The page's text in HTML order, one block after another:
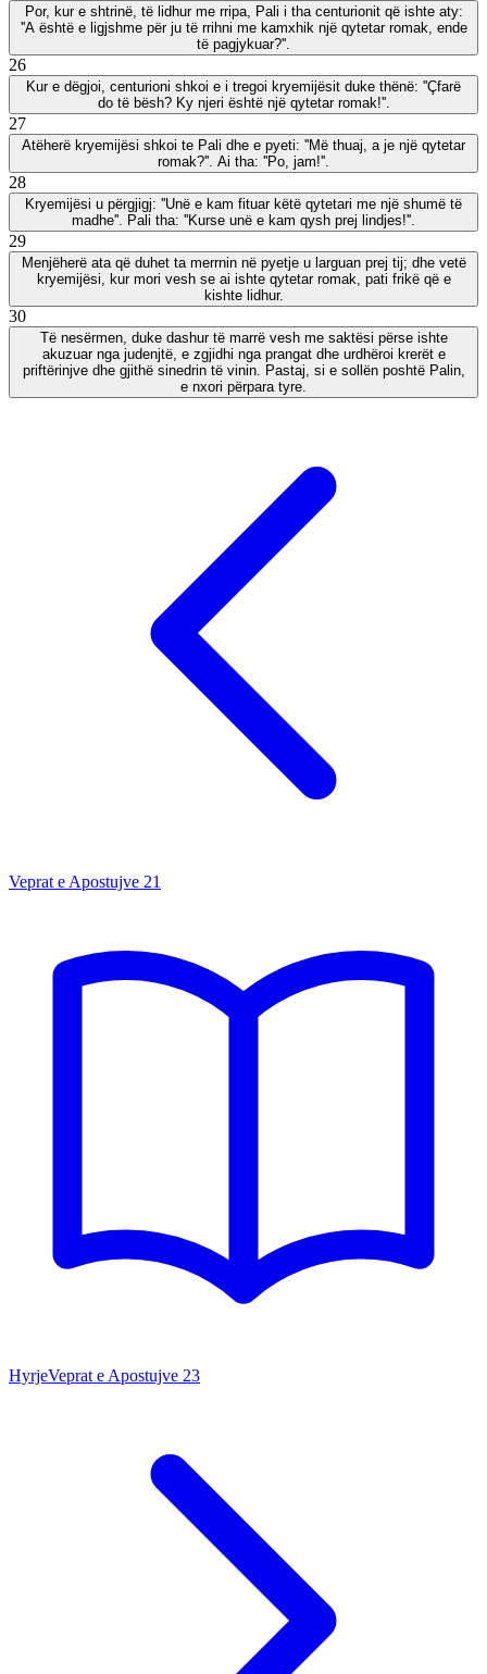
Por, kur e shtrinë, të lidhur me rripa, Pali i tha centurionit që ishte aty:
''A është e ligjshme për ju të rrihni me kamxhik një qytetar romak, ende
të pagjykuar?''.
26
Kur e dëgjoi, centurioni shkoi e i tregoi kryemijësit duke thënë: ''Çfarë
do të bësh? Ky njeri është një qytetar romak!''.
27
Atëherë kryemijësi shkoi te Pali dhe e pyeti: ''Më thuaj, a je një qytetar
romak?''. Ai tha: ''Po, jam!''.
28
Kryemijësi u përgjigj: ''Unë e kam fituar këtë qytetari me një shumë të
madhe''. Pali tha: ''Kurse unë e kam qysh prej lindjes!''.
29
Menjëherë ata që duhet ta merrnin në pyetje u larguan prej tij; dhe vetë
kryemijësi, kur mori vesh se ai ishte qytetar romak, pati frikë që e
kishte lidhur.
30
Të nesërmen, duke dashur të marrë vesh me saktësi përse ishte
akuzuar nga judenjtë, e zgjidhi nga prangat dhe urdhëroi krerët e
priftërinjve dhe gjithë sinedrin të vinin. Pastaj, si e sollën poshtë Palin,
e nxori përpara tyre.
Veprat e Apostujve 21
HyrjeVeprat e Apostujve 23